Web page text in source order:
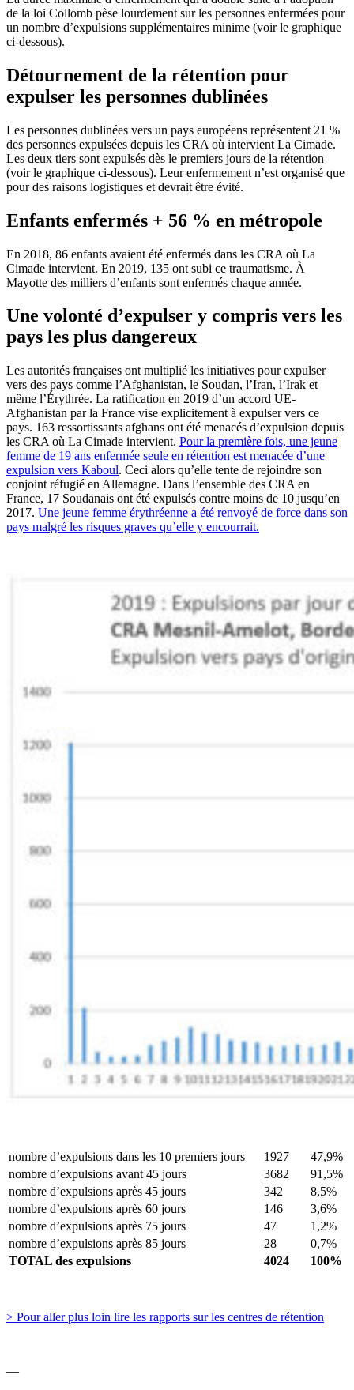
de la loi Collomb pèse lourdement sur les personnes enfermées pour
un nombre d’expulsions supplémentaires minime (voir le graphique
ci-dessous).
Détournement de la rétention pour
expulser les personnes dublinées
Les personnes dublinées vers un pays européens représentent 21 %
des personnes expulsées depuis les CRA où intervient La Cimade.
Les deux tiers sont expulsés dès le premiers jours de la rétention
(voir le graphique ci-dessous). Leur enfermement n’est organisé que
pour des raisons logistiques et devrait être évité.
Enfants enfermés + 56 % en métropole
En 2018, 86 enfants avaient été enfermés dans les CRA où La
Cimade intervient. En 2019, 135 ont subi ce traumatisme. À
Mayotte des milliers d’enfants sont enfermés chaque année.
Une volonté d’expulser y compris vers les
pays les plus dangereux
Les autorités françaises ont multiplié les initiatives pour expulser
vers des pays comme l’Afghanistan, le Soudan, l’Iran, l’Irak et
même l’Érythrée. La ratification en 2019 d’un accord UE-
Afghanistan par la France vise explicitement à expulser vers ce
pays. 163 ressortissants afghans ont été menacés d’expulsion depuis
les CRA où La Cimade intervient. Pour la première fois, une jeune
femme de 19 ans enfermée seule en rétention est menacée d’une
expulsion vers Kaboul. Ceci alors qu’elle tente de rejoindre son
conjoint réfugié en Allemagne. Dans l’ensemble des CRA en
France, 17 Soudanais ont été expulsés contre moins de 10 jusqu’en
2017. Une jeune femme érythréenne a été renvoyé de force dans son
pays malgré les risques graves qu’elle y encourrait.
nombre d’expulsions dans les 10 premiers jours 1927
47,9%
nombre d’expulsions avant 45 jours
3682
91,5%
nombre d’expulsions après 45 jours
342
8,5%
nombre d’expulsions après 60 jours
146
3,6%
nombre d’expulsions après 75 jours
47
1,2%
nombre d’expulsions après 85 jours
28
0,7%
TOTAL des expulsions
4024 100%
> Pour aller plus loin lire les rapports sur les centres de rétention
—